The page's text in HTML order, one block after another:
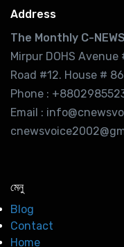
Address
The Monthly C-NEWS
Mirpur DOHS Avenue
Road #12. House #
Phone :
Email :
মেনু
Blog
Contact
Home